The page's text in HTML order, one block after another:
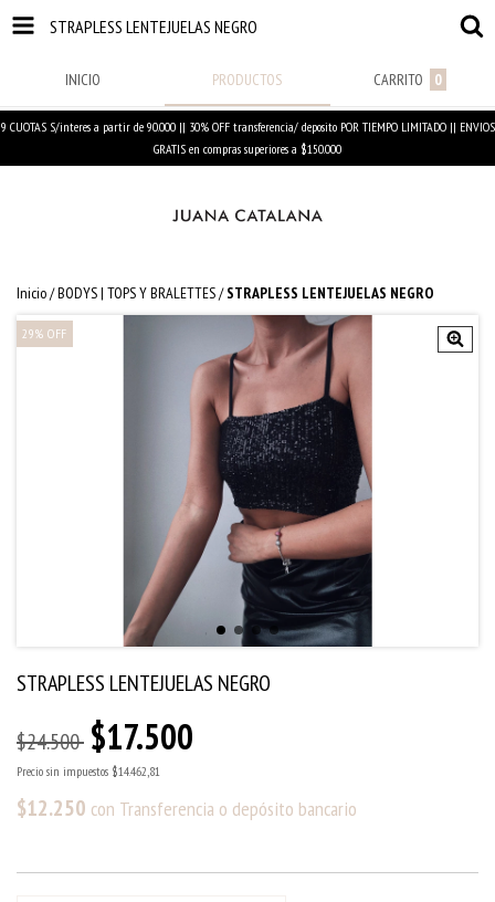
STRAPLESS LENTEJUELAS NEGRO
INICIO PRODUCTOS CARRITO 0
9 CUOTAS S/interes a partir de 90.000 || 30% OFF transferencia/ deposito POR TIEMPO LIMITADO || ENVIOS
GRATIS en compras superiores a $150.000
Inicio/BODYS | TOPS Y BRALETTES/ STRAPLESS LENTEJUELAS NEGRO
29% OFF
STRAPLESS LENTEJUELAS NEGRO
$24.500 $17.500
Precio sin impuestos $14.462,81
$12.250 con Transferencia o depósito bancario